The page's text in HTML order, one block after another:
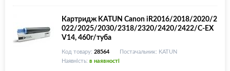
Картридж KATUN Canon iR2016/2018/2020/2
022/2025/2030/2318/2320/2420/2422/C-EX
V14, 460г/туба
Код товару: 28564
Постачальник: KATUN
Наявність: в наявності